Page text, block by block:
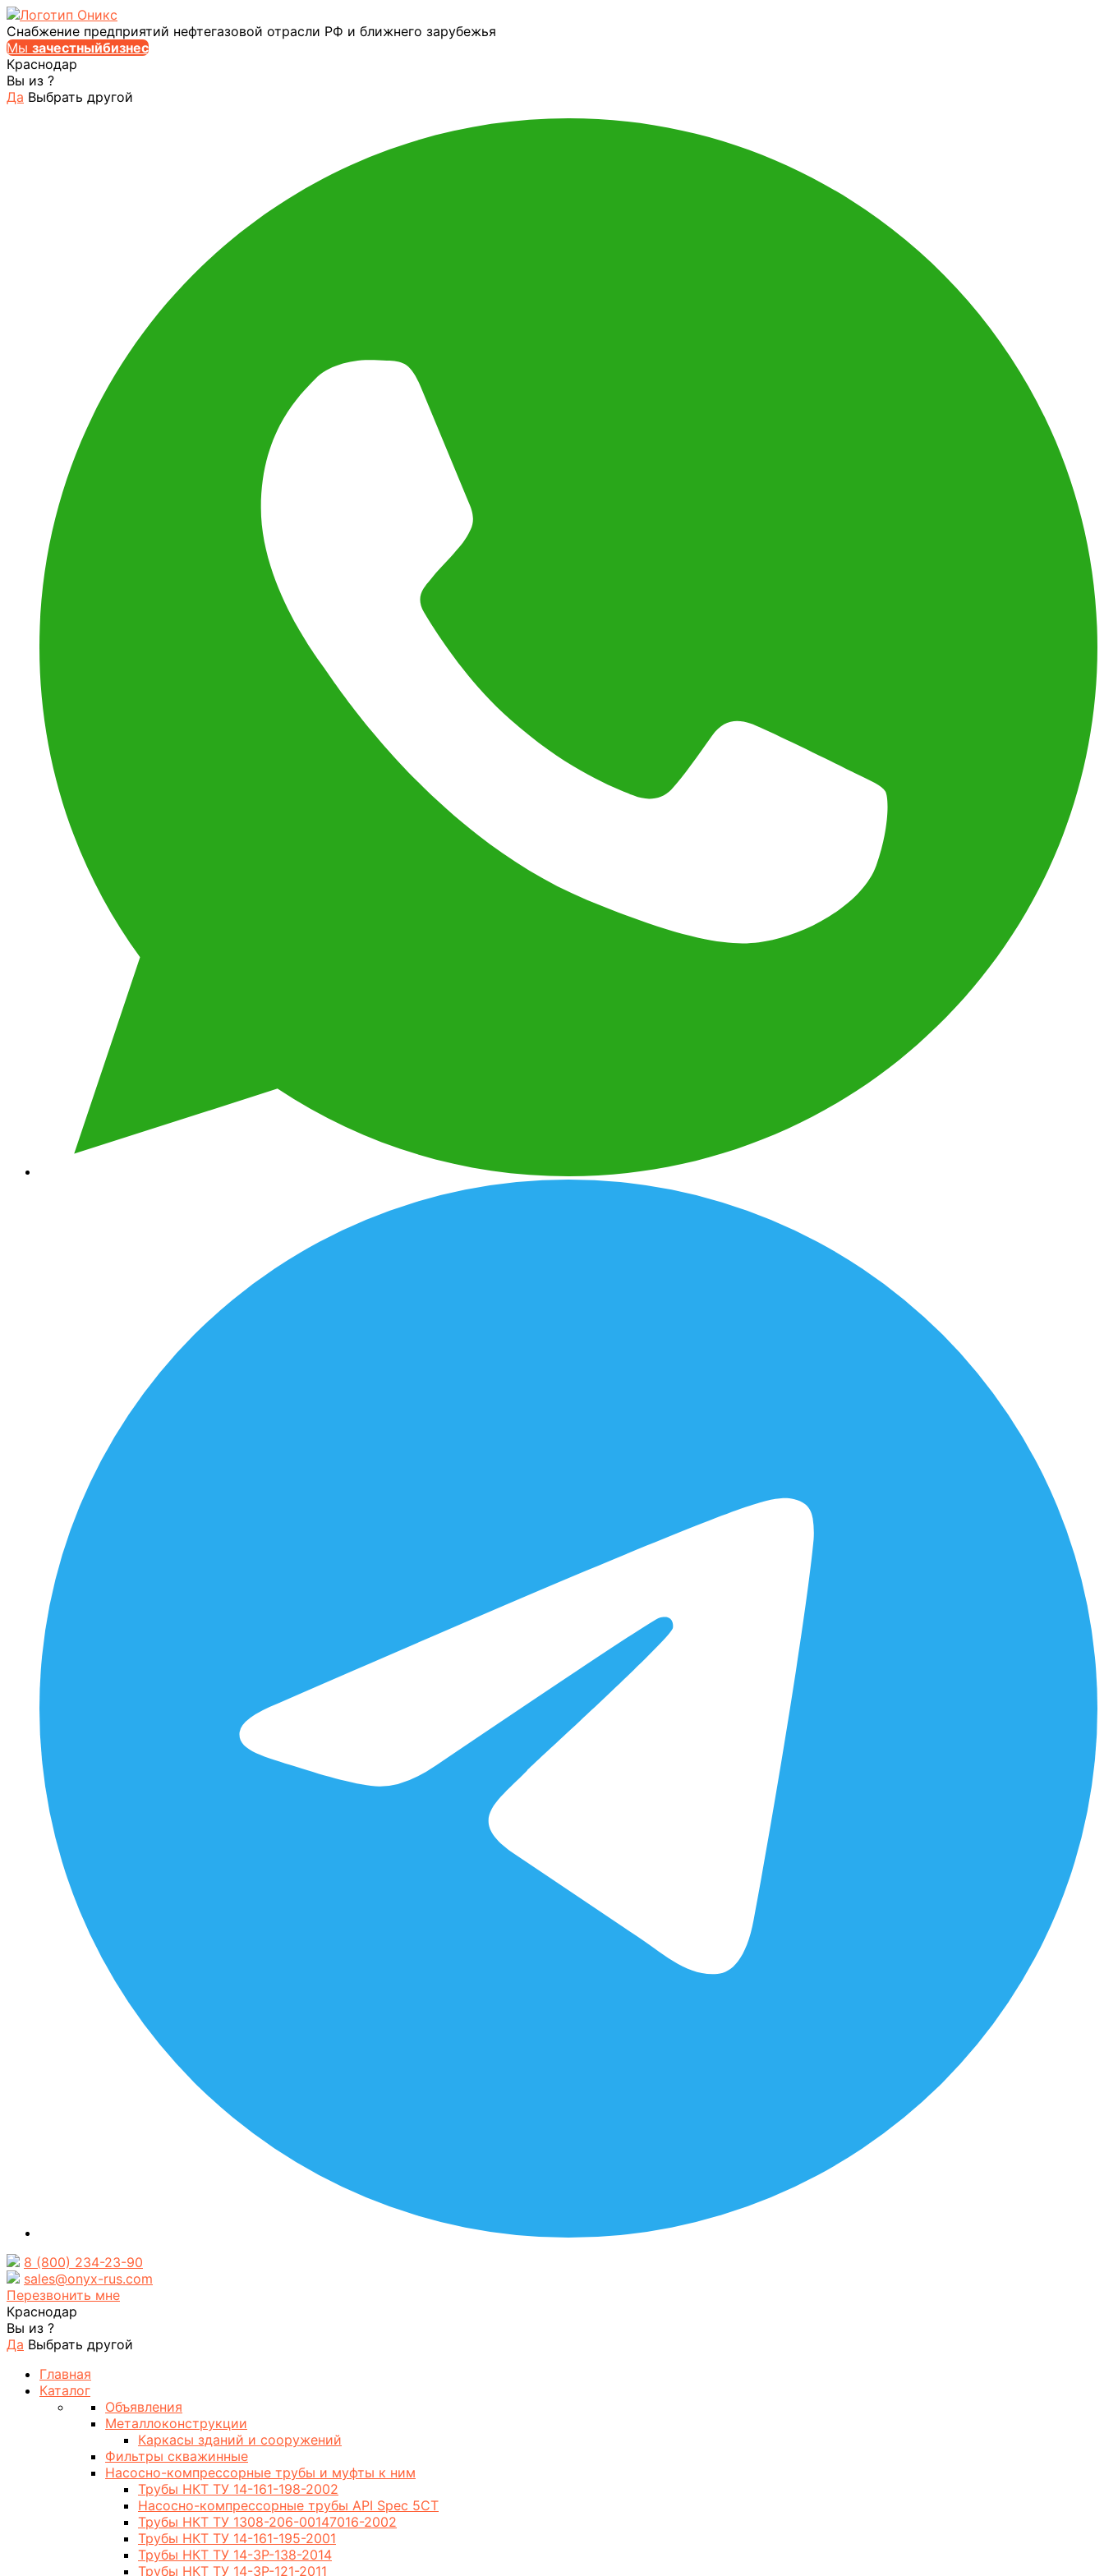
Снабжение предприятий нефтегазовой отрасли РФ и ближнего зарубежья
Мы зачестныйбизнес
Краснодар
Вы из ?
Да Выбрать другой
8 (800) 234-23-90
sales@onyx-rus.com
Перезвонить мне
Краснодар
Вы из ?
Да Выбрать другой
Главная
Каталог
Объявления
Металлоконструкции
Каркасы зданий и сооружений
Фильтры скважинные
Насосно-компрессорные трубы и муфты к ним
Трубы НКТ ТУ 14-161-198-2002
Насосно-компрессорные трубы API Spec 5CT
Трубы НКТ ТУ 1308-206-00147016-2002
Трубы НКТ ТУ 14-161-195-2001
Трубы НКТ ТУ 14-3Р-138-2014
Трубы НКТ ТУ 14-3Р-121-2011